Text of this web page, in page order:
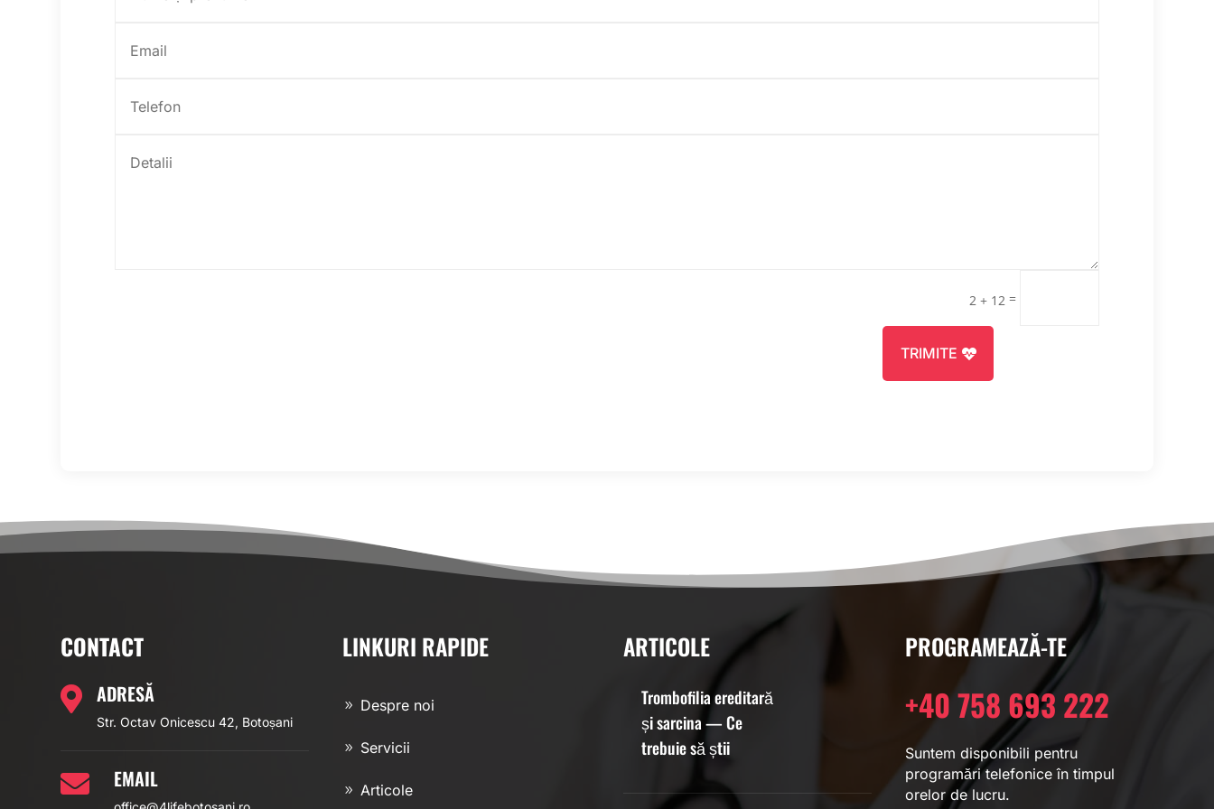
2 + 12 =
TRIMITE
CONTACT
 ADRESĂ
Str. Octav Onicescu 42, Botoșani
 EMAIL
LINKURI RAPIDE
Despre noi
Servicii
Articole
ARTICOLE
Trombofilia ereditară
și sarcina — Ce
trebuie să știi
PROGRAMEAZĂ-TE
+40 758 693 222
Suntem disponibili pentru
programări telefonice în timpul
orelor de lucru.